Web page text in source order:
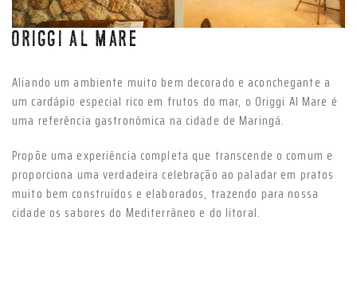
ORIGGI AL MARE
Aliando um ambiente muito bem decorado e aconchegante a
um cardápio especial rico em frutos do mar, o Origgi Al Mare é
uma referência gastronômica na cidade de Maringá.
Propõe uma experiência completa que transcende o comum e
proporciona uma verdadeira celebração ao paladar em pratos
muito bem construídos e elaborados, trazendo para nossa
cidade os sabores do Mediterrâneo e do litoral.